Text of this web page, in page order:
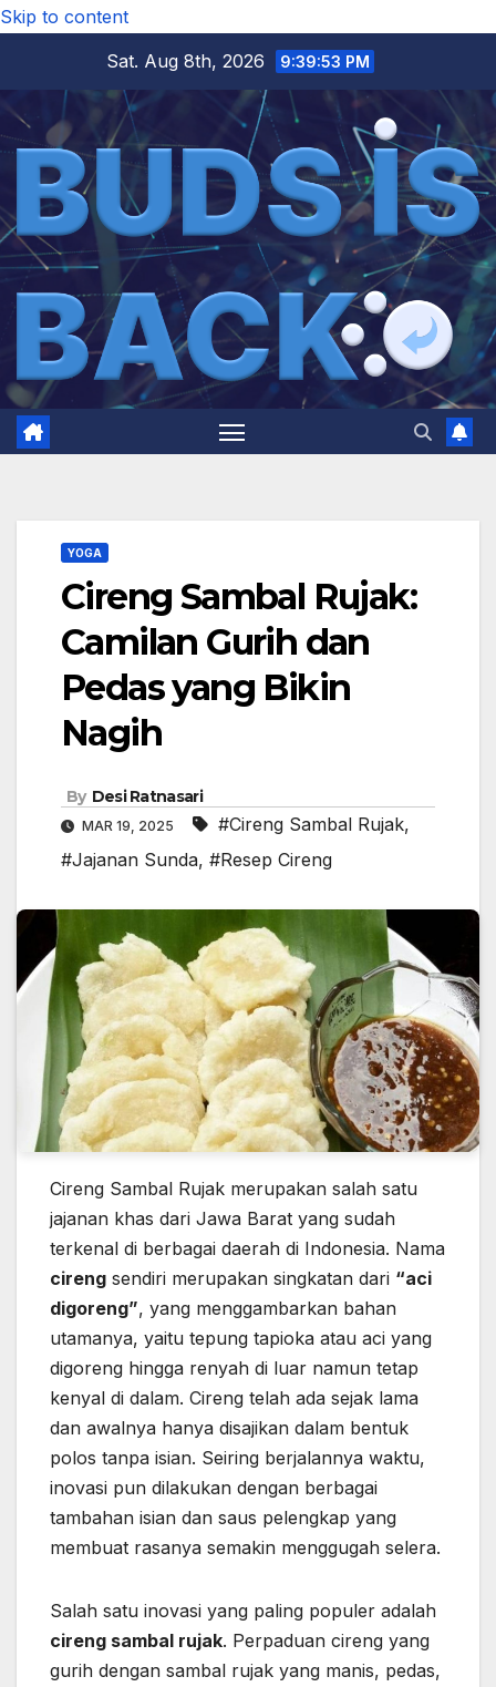
Skip to content
Sat. Aug 8th, 2026
9:39:55 PM
YOGA
Cireng Sambal Rujak:
Camilan Gurih dan
Pedas yang Bikin
Nagih
By Desi Ratnasari
MAR 19, 2025 #Cireng Sambal Rujak,
#Jajanan Sunda, #Resep Cireng
Cireng Sambal Rujak merupakan salah satu
jajanan khas dari Jawa Barat yang sudah
terkenal di berbagai daerah di Indonesia. Nama
cireng sendiri merupakan singkatan dari “aci
digoreng”, yang menggambarkan bahan
utamanya, yaitu tepung tapioka atau aci yang
digoreng hingga renyah di luar namun tetap
kenyal di dalam. Cireng telah ada sejak lama
dan awalnya hanya disajikan dalam bentuk
polos tanpa isian. Seiring berjalannya waktu,
inovasi pun dilakukan dengan berbagai
tambahan isian dan saus pelengkap yang
membuat rasanya semakin menggugah selera.
Salah satu inovasi yang paling populer adalah
cireng sambal rujak. Perpaduan cireng yang
gurih dengan sambal rujak yang manis, pedas,